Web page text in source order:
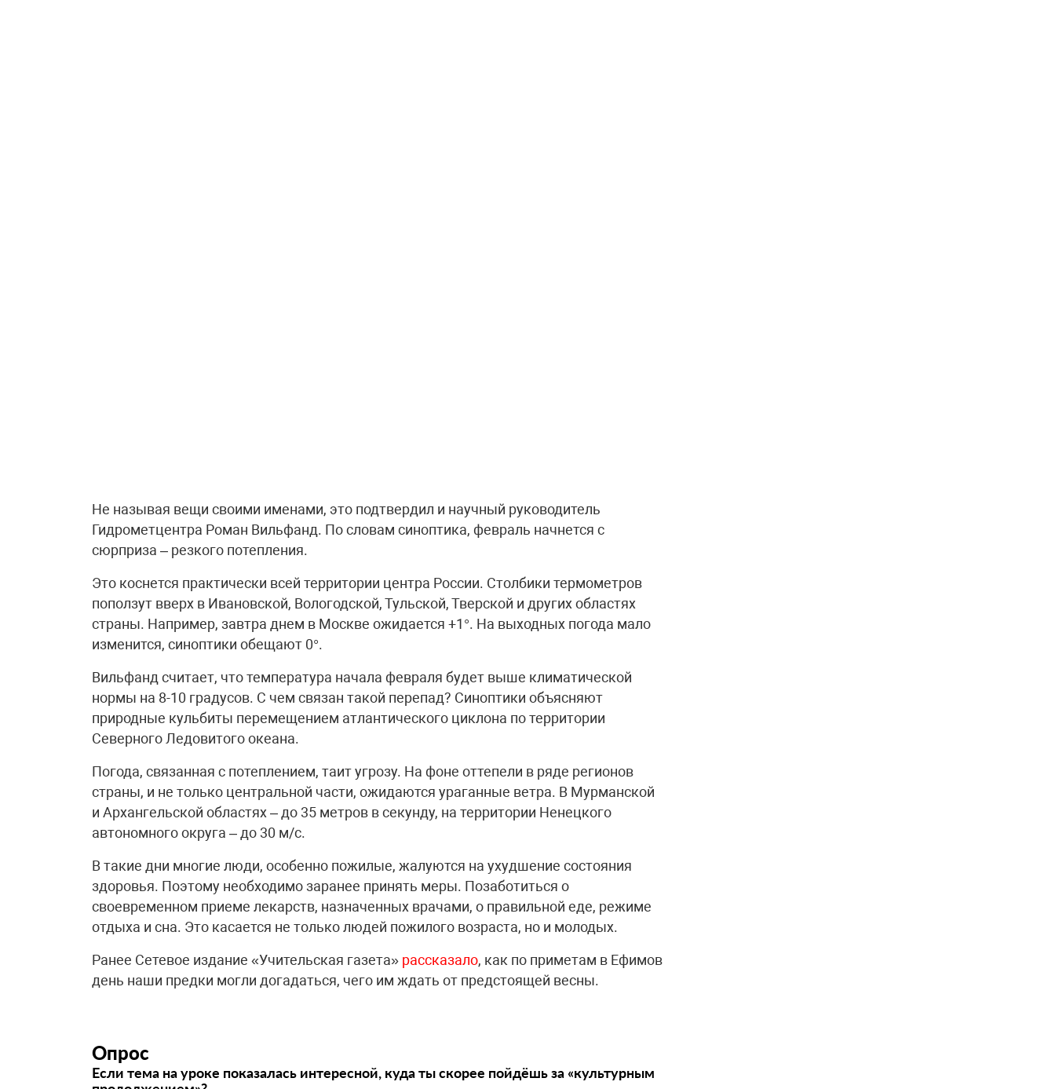
Не называя вещи своими именами, это подтвердил и научный руководитель
Гидрометцентра Роман Вильфанд. По словам синоптика, февраль начнется с
сюрприза – резкого потепления.
Это коснется практически всей территории центра России. Столбики термометров
поползут вверх в Ивановской, Вологодской, Тульской, Тверской и других областях
страны. Например, завтра днем в Москве ожидается +1°. На выходных погода мало
изменится, синоптики обещают 0°.
Вильфанд считает, что температура начала февраля будет выше климатической
нормы на 8-10 градусов. С чем связан такой перепад? Синоптики объясняют
природные кульбиты перемещением атлантического циклона по территории
Северного Ледовитого океана.
Погода, связанная с потеплением, таит угрозу. На фоне оттепели в ряде регионов
страны, и не только центральной части, ожидаются ураганные ветра. В Мурманской
и Архангельской областях – до 35 метров в секунду, на территории Ненецкого
автономного округа – до 30 м/с.
В такие дни многие люди, особенно пожилые, жалуются на ухудшение состояния
здоровья. Поэтому необходимо заранее принять меры. Позаботиться о
своевременном приеме лекарств, назначенных врачами, о правильной еде, режиме
отдыха и сна. Это касается не только людей пожилого возраста, но и молодых.
Ранее Сетевое издание «Учительская газета» рассказало, как по приметам в Ефимов
день наши предки могли догадаться, чего им ждать от предстоящей весны.
Опрос
Если тема на уроке показалась интересной, куда ты скорее пойдёшь за «культурным